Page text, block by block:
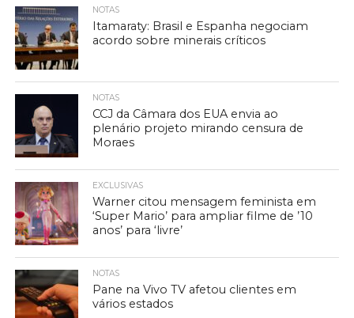
NOTAS
Itamaraty: Brasil e Espanha negociam
acordo sobre minerais críticos
NOTAS
CCJ da Câmara dos EUA envia ao
plenário projeto mirando censura de
Moraes
EXCLUSIVAS
Warner citou mensagem feminista em
‘Super Mario’ para ampliar filme de ’10
anos’ para ‘livre’
NOTAS
Pane na Vivo TV afetou clientes em
vários estados